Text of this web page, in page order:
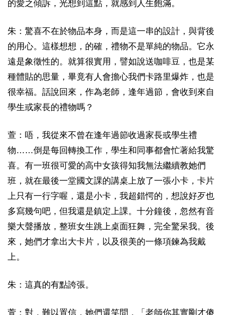
的愛之傾訴，光想到這點，就感到人生飽滿。
朱：驚喜不在於物品本身，而是這一串的設計，與背後
的用心。這樣想想，的確，禮物不是單純的物品。它永
遠是象徵性的。就算很實用，譬如說送咖啡豆，也是某
種體貼的思量，畢竟有人會擔心我們卡路里爆炸，也是
很幸福。話說回來，作為老師，逢年過節，會收到來自
學生或家長的禮物嗎？
萱：唔，我從來不曾在逢年過節收過家長或學生禮
物……倒是每回轉換工作，學生和同事都會忙著給我驚
喜。有一班很可愛的高中女孩得知我無法繼續教她們
班，就在最後一堂國文課的講桌上放了一張小卡，卡片
上只有一行字喔，還是小卡，我超錯愕的，想說好歹也
多寫幾句吧，但我還是鎮定上課。十分鐘後，忽然有音
樂大聲播放，整班女生跳上桌面狂舞，完全驚呆我。後
來，她們才拿出大卡片，以及很美的一條項鍊為我戴
上。
朱：這真的有點誇張。
萱：對，難以置信，她們還笑問，「老師你其實剛才傻